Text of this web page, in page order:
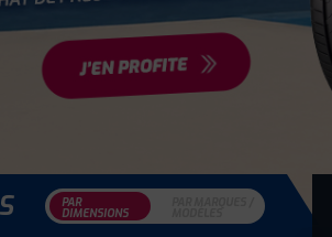
PAR
DIMENSIONS